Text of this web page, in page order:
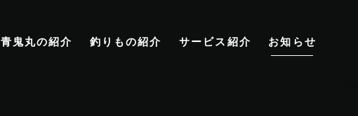
青鬼丸の紹介 釣りもの紹介 サービス紹介 お知らせ